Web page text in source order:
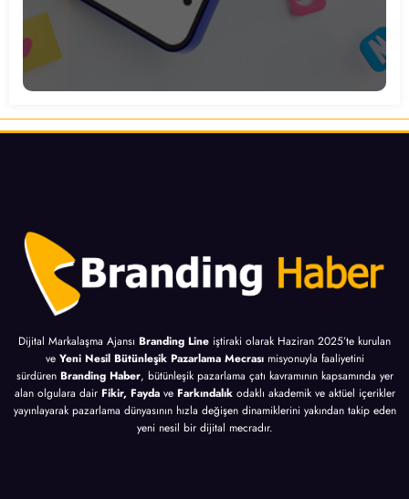
Dijital Markalaşma Ajansı Branding Line iştiraki olarak Haziran 2025’te kurulan
ve Yeni Nesil Bütünleşik Pazarlama Mecrası misyonuyla faaliyetini
sürdüren Branding Haber, bütünleşik pazarlama çatı kavramının kapsamında yer
alan olgulara dair Fikir, Fayda ve Farkındalık odaklı akademik ve aktüel içerikler
yayınlayarak pazarlama dünyasının hızla değişen dinamiklerini yakından takip eden
yeni nesil bir dijital mecradır.